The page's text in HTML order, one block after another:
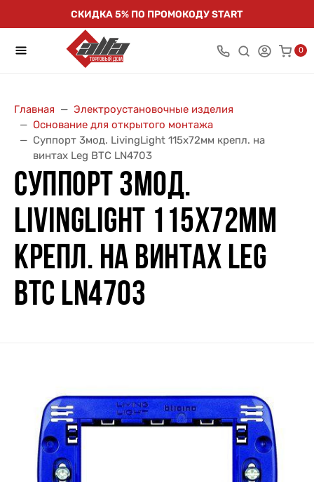
СКИДКА 5% ПО ПРОМОКОДУ START
0
Главная
Электроустановочные изделия
Основание для открытого монтажа
Суппорт 3мод. LivingLight 115х72мм крепл. на
винтах Leg BTC LN4703
СУППОРТ 3МОД.
LIVINGLIGHT 115Х72ММ
КРЕПЛ. НА ВИНТАХ LEG
BTC LN4703